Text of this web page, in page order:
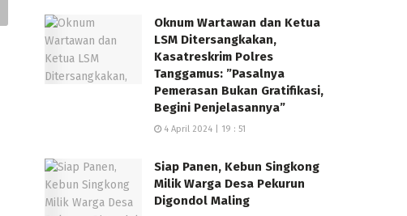
Oknum Wartawan dan Ketua
LSM Ditersangkakan,
Kasatreskrim Polres
Tanggamus: ”Pasalnya
Pemerasan Bukan Gratifikasi,
Begini Penjelasannya”
4 April 2024 | 19 : 51
Siap Panen, Kebun Singkong
Milik Warga Desa Pekurun
Digondol Maling